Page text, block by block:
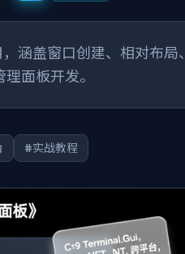
涵盖窗口创建、相对布局、
面板开发。
#实战教程